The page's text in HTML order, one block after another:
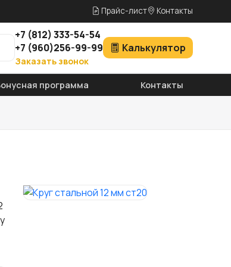
Прайс-лист Контакты
+7 (812)333-54-54
+7 (960)256-99-99
Заказать звонок
Калькулятор
программа Контакты